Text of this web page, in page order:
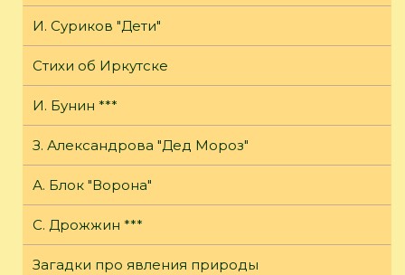
И. Суриков "Дети"
Стихи об Иркутске
И. Бунин ***
З. Александрова "Дед Мороз"
А. Блок "Ворона"
С. Дрожжин ***
Загадки про явления природы